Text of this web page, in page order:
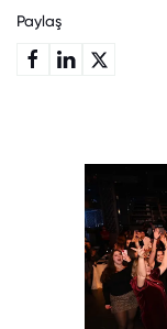
Paylaş